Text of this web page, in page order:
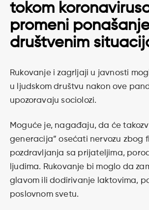
tokom
promeni
društvenim
Rukovanje i zagrljaji u javnosti
u ljudskom društvu nakon ove
upozoravaju sociolozi.
Moguće je, nagađaju, da će
generacija” osećati nervozu zbog
pozdravljanja sa prijateljima,
ljudima. Rukovanje bi moglo da
glavom ili dodirivanje laktovima,
poslovnom svetu.